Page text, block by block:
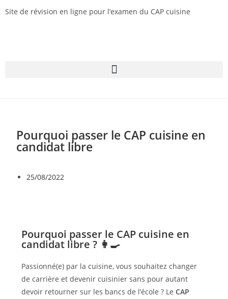
Site de révision en ligne pour l’examen du CAP cuisine
Pourquoi passer le CAP cuisine en
candidat libre
25/08/2022
Pourquoi passer le CAP cuisine en
candidat libre ? 👩‍🍳
Passionné(e) par la cuisine, vous souhaitez changer
de carrière et devenir cuisinier sans pour autant
devoir retourner sur les bancs de l’école ? LeCAP